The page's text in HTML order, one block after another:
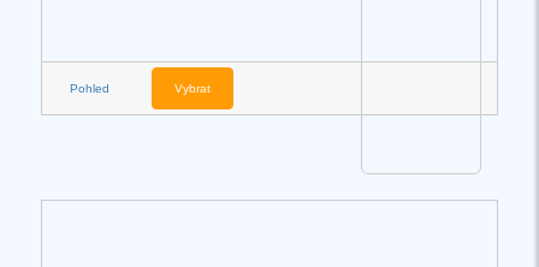
Pohled Vybrat